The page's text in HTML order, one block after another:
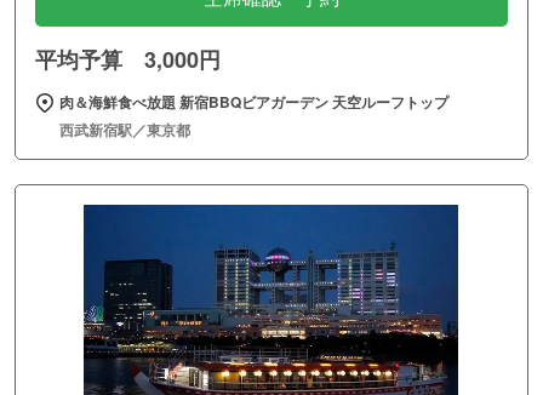
平均予算 3,000円
肉＆海鮮食べ放題 新宿BBQビアガーデン 天空ルーフトップ
西武新宿駅／東京都